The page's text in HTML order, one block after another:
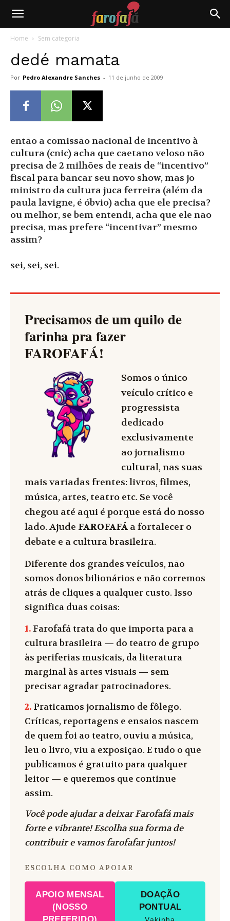
Farofafá
Home Sem categoria
dedé mamata
Por Pedro Alexandre Sanches - 11 de junho de 2009
então a comissão nacional de incentivo à
cultura (cnic) acha que caetano veloso não
precisa de 2 milhões de reais de “incentivo”
fiscal para bancar seu novo show, mas jo
ministro da cultura juca ferreira (além da
paula lavigne, é óbvio) acha que ele precisa?
ou melhor, se bem entendi, acha que ele não
precisa, mas prefere “incentivar” mesmo
assim?
sei, sei, sei.
Precisamos de um quilo de
farinha pra fazer
FAROFAFÁ!
Somos o único
veículo crítico e
progressista
dedicado
exclusivamente
ao jornalismo
cultural, nas suas
mais variadas frentes: livros, filmes,
música, artes, teatro etc. Se você
chegou até aqui é porque está do nosso
lado. Ajude FAROFAFÁ a fortalecer o
debate e a cultura brasileira.
Diferente dos grandes veículos, não
somos donos bilionários e não corremos
atrás de cliques a qualquer custo. Isso
significa duas coisas:
1. Farofafá trata do que importa para a
cultura brasileira — do teatro de grupo
às periferias musicais, da literatura
marginal às artes visuais — sem
precisar agradar patrocinadores.
2. Praticamos jornalismo de fôlego.
Críticas, reportagens e ensaios nascem
de quem foi ao teatro, ouviu a música,
leu o livro, viu a exposição. E tudo o que
publicamos é gratuito para qualquer
leitor — e queremos que continue
assim.
Você pode ajudar a deixar Farofafá mais
forte e vibrante! Escolha sua forma de
contribuir e vamos farofafar juntos!
ESCOLHA COMO APOIAR
APOIO MENSAL
(NOSSO
DOAÇÃO
PONTUAL